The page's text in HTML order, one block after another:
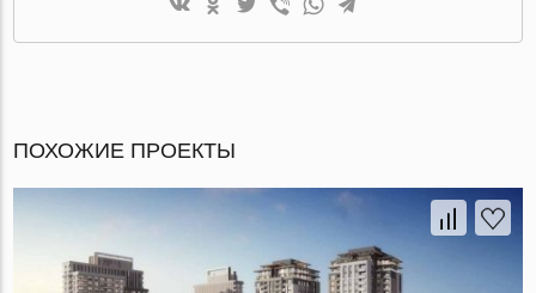
ПОХОЖИЕ ПРОЕКТЫ